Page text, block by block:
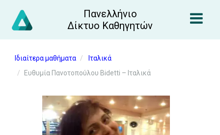
Πανελλήνιο
Δίκτυο Καθηγητών
Ιδιαίτερα μαθήματα
Ιταλικά
Ευθυμία Πανοτοπούλου Bidetti – Ιταλικά